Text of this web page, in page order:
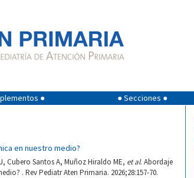
● ● Secciones ●
en nuestro medio?
Cubero Santos A, Muñoz Hiraldo ME, et al. Abordaje
. Rev Pediatr Aten Primaria. 2026;28:157-70.